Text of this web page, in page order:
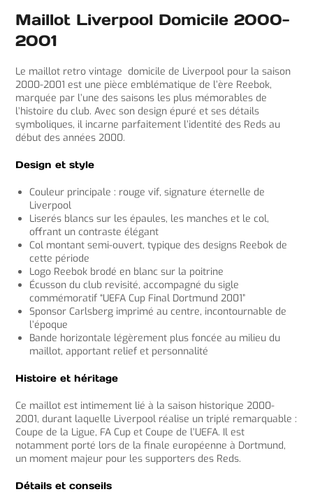
Maillot Liverpool Domicile 2000-
2001
Le maillot retro vintage domicile de Liverpool pour la saison
2000-2001 est une pièce emblématique de l’ère Reebok,
marquée par l’une des saisons les plus mémorables de
l’histoire du club. Avec son design épuré et ses détails
symboliques, il incarne parfaitement l’identité des Reds au
début des années 2000.
Design et style
Couleur principale : rouge vif, signature éternelle de
Liverpool
Liserés blancs sur les épaules, les manches et le col,
offrant un contraste élégant
Col montant semi-ouvert, typique des designs Reebok de
cette période
Logo Reebok brodé en blanc sur la poitrine
Écusson du club revisité, accompagné du sigle
commémoratif “UEFA Cup Final Dortmund 2001”
Sponsor Carlsberg imprimé au centre, incontournable de
l’époque
Bande horizontale légèrement plus foncée au milieu du
maillot, apportant relief et personnalité
Histoire et héritage
Ce maillot est intimement lié à la saison historique 2000-
2001, durant laquelle Liverpool réalise un triplé remarquable :
Coupe de la Ligue, FA Cup et Coupe de l’UEFA. Il est
notamment porté lors de la finale européenne à Dortmund,
un moment majeur pour les supporters des Reds.
Détails et conseils